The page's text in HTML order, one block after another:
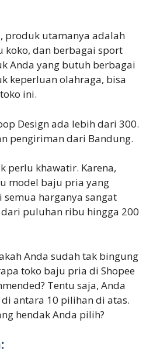
produk utamanya adalah
koko, dan berbagai sport
Anda yang butuh berbagai
keperluan olahraga, bisa
ini.
Design ada lebih dari 300.
pengiriman dari Bandung.
perlu khawatir. Karena,
model baju pria yang
harganya sangat
puluhan ribu hingga 200
Anda sudah tak bingung
toko baju pria di Shopee
Tentu saja, Anda
antara 10 pilihan di atas.
hendak Anda pilih?